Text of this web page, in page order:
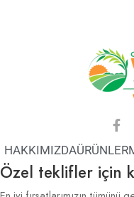
HAKKIMIZDAÜRÜNLER
Özel teklifler için